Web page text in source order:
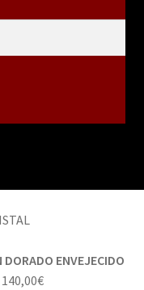
ENVEJECIDO
140,00€